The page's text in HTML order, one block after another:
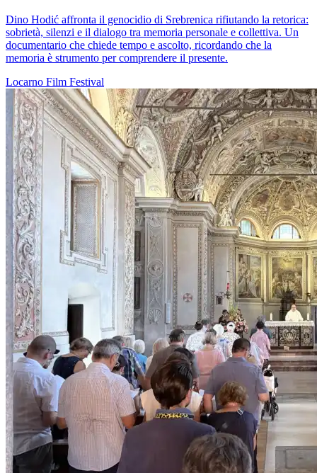
Dino Hodić affronta il genocidio di Srebrenica rifiutando la retorica:
sobrietà, silenzi e il dialogo tra memoria personale e collettiva. Un
documentario che chiede tempo e ascolto, ricordando che la
memoria è strumento per comprendere il presente.
Locarno Film Festival